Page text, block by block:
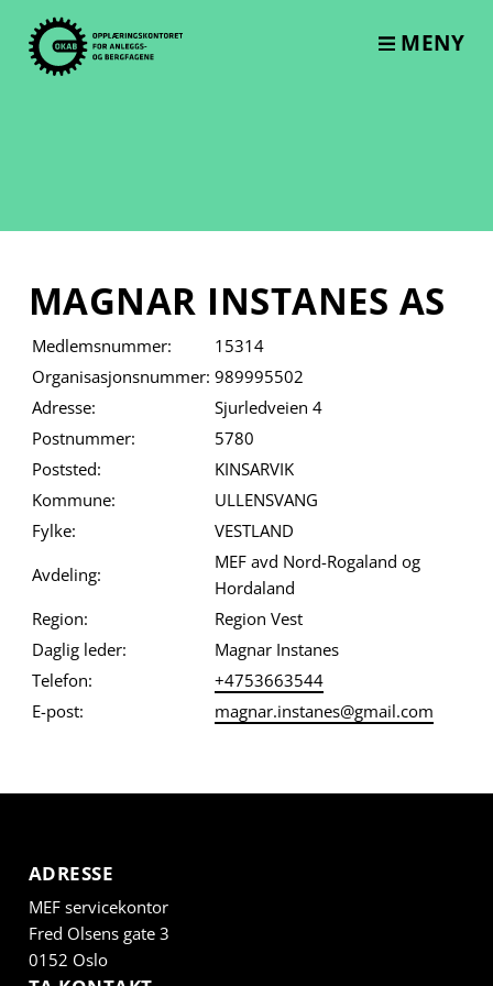
content
MENY
MAGNAR INSTANES AS
Medlemsnummer:
15314
Organisasjonsnummer: 989995502
Adresse:
Sjurledveien 4
Postnummer:
5780
Poststed:
KINSARVIK
Kommune:
ULLENSVANG
Fylke:
VESTLAND
Avdeling:
MEF avd Nord-Rogaland og
Hordaland
Region:
Region Vest
Daglig leder:
Magnar Instanes
Telefon:
+4753663544
E-post:
magnar.instanes@gmail.com
ADRESSE
MEF servicekontor
Fred Olsens gate 3
0152 Oslo